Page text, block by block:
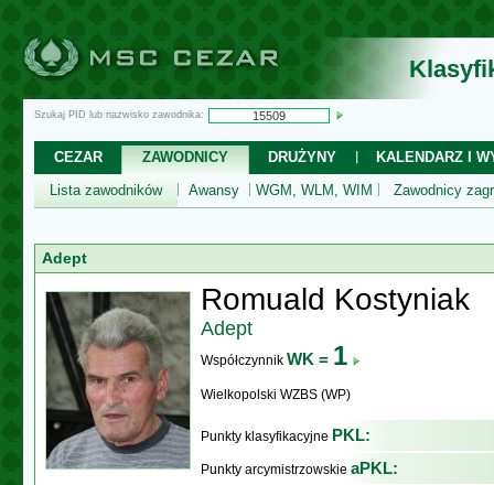
Szukaj PID lub nazwisko zawodnika:
CEZAR ZAWODNICY DRUŻYNY
KALENDARZ I
Lista zawodników
Awansy WGM, WLM, WIM Zawodnicy
Adept
Romuald Kostyniak
Adept
Współczynnik WK = 1
Wielkopolski WZBS (WP)
Punkty klasyfikacyjne PKL:
Punkty arcymistrzowskie aPKL: